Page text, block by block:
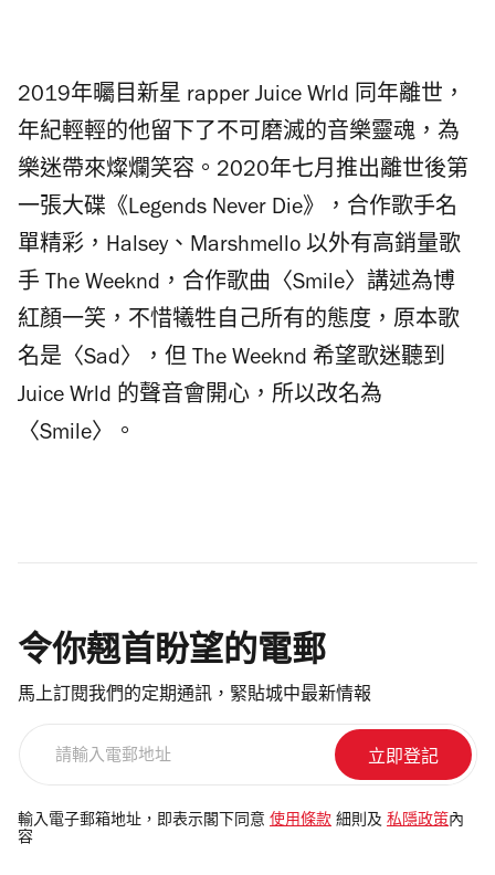
2019年曯目新星 rapper Juice Wrld 同年離世，
年紀輕輕的他留下了不可磨滅的音樂靈魂，為
樂迷帶來燦爛笑容。2020年七月推出離世後第
一張大碟《Legends Never Die》，合作歌手名
單精彩，Halsey、Marshmello 以外有高銷量歌
手 The Weeknd，合作歌曲〈Smile〉講述為博
紅顏一笑，不惜犧牲自己所有的態度，原本歌
名是〈Sad〉，但 The Weeknd 希望歌迷聽到
Juice Wrld 的聲音會開心，所以改名為
〈Smile〉。
令你翹首盼望的電郵
馬上訂閱我們的定期通訊，緊貼城中最新情報
請
電
郵
輸入電子郵箱地址，即表示閣下同意 使用條款 細則及 私隱政策內
容